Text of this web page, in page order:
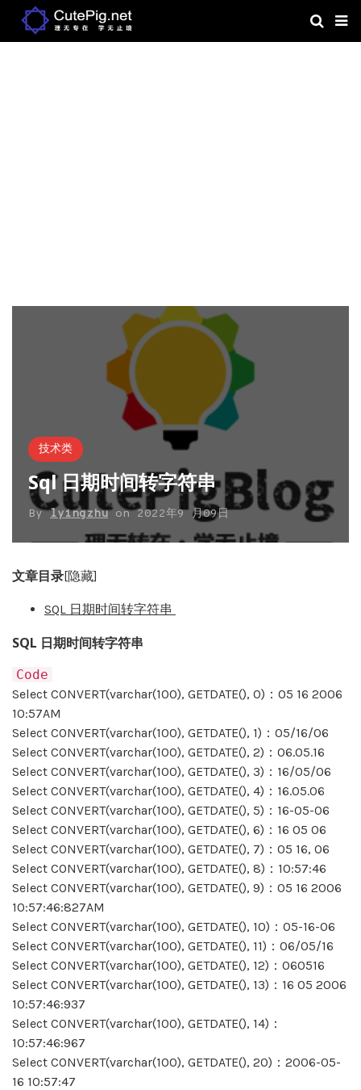
技术类
Sql 日期时间转字符串
Bylyingzhuon2022年9 月09日
文章目录[隐藏]
SQL 日期时间转字符串
SQL 日期时间转字符串
Code
Select CONVERT(varchar(100), GETDATE(), 0)：05 16 2006
10:57AM
Select CONVERT(varchar(100), GETDATE(), 1)：05/16/06
Select CONVERT(varchar(100), GETDATE(), 2)：06.05.16
Select CONVERT(varchar(100), GETDATE(), 3)：16/05/06
Select CONVERT(varchar(100), GETDATE(), 4)：16.05.06
Select CONVERT(varchar(100), GETDATE(), 5)：16-05-06
Select CONVERT(varchar(100), GETDATE(), 6)：16 05 06
Select CONVERT(varchar(100), GETDATE(), 7)：05 16, 06
Select CONVERT(varchar(100), GETDATE(), 8)：10:57:46
Select CONVERT(varchar(100), GETDATE(), 9)：05 16 2006
10:57:46:827AM
Select CONVERT(varchar(100), GETDATE(), 10)：05-16-06
Select CONVERT(varchar(100), GETDATE(), 11)：06/05/16
Select CONVERT(varchar(100), GETDATE(), 12)：060516
Select CONVERT(varchar(100), GETDATE(), 13)：16 05 2006
10:57:46:937
Select CONVERT(varchar(100), GETDATE(), 14)：
10:57:46:967
Select CONVERT(varchar(100), GETDATE(), 20)：2006-05-
16 10:57:47